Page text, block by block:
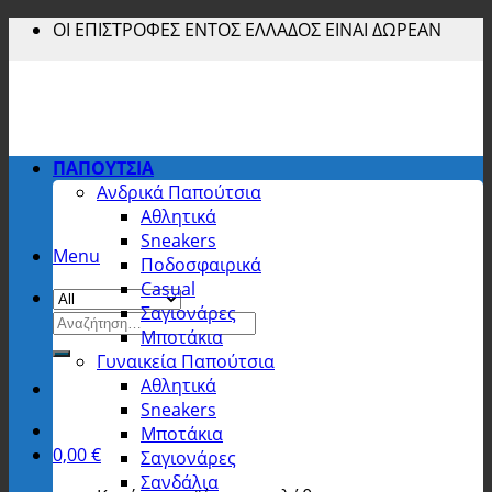
Skip ΟΙ ΕΠΙΣΤΡΟΦΕΣ ΕΝΤΟΣ ΕΛΛΑΔΟΣ ΕΙΝΑΙ ΔΩΡΕΑΝ
Menu
Αναζήτηση
για:
0,00€
ΠΑΠΟΥΤΣΙΑ
Ανδρικά Παπούτσια
Αθλητικά
Sneakers
Ποδοσφαιρικά
Casual
Σαγιονάρες
Μποτάκια
Γυναικεία Παπούτσια
Αθλητικά
Sneakers
Μποτάκια
Σαγιονάρες
Σανδάλια